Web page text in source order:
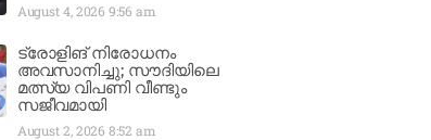
August 4, 20269:56 am
ട്രോളിങ് നിരോധനം
അവസാനിച്ചു; സൗദിയിലെ
മത്സ്യ വിപണി വീണ്ടും
സജീവമായി
August 2, 20268:52 am